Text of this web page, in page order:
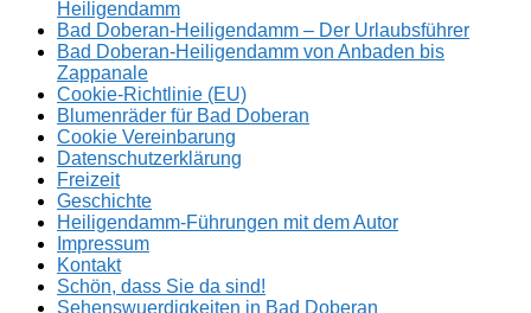
Heiligendamm
Bad Doberan-Heiligendamm – Der Urlaubsführer
Bad Doberan-Heiligendamm von Anbaden bis
Zappanale
Cookie-Richtlinie (EU)
Blumenräder für Bad Doberan
Cookie Vereinbarung
Datenschutzerklärung
Freizeit
Geschichte
Heiligendamm-Führungen mit dem Autor
Impressum
Kontakt
Schön, dass Sie da sind!
Sehenswuerdigkeiten in Bad Doberan